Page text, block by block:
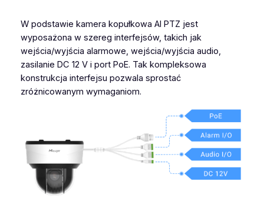
W podstawie kamera kopułkowa AI PTZ jest
wyposażona w szereg interfejsów, takich jak
wejścia/wyjścia alarmowe, wejścia/wyjścia audio,
zasilanie DC 12 V i port PoE. Tak kompleksowa
konstrukcja interfejsu pozwala sprostać
zróżnicowanym wymaganiom.